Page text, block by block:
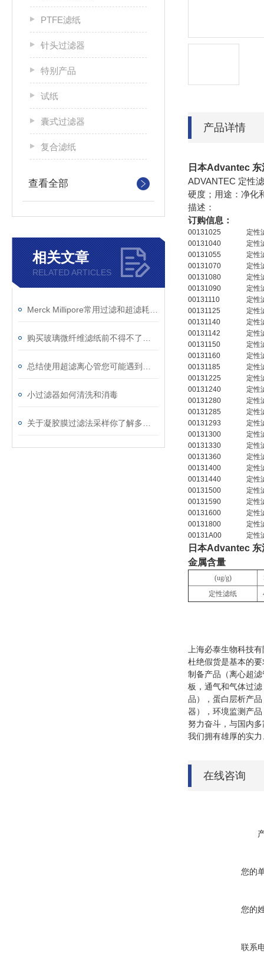
PTFE滤纸
针头过滤器
特别产品
试纸
囊式过滤器
复合滤纸
查看全部
相关文章
RELATED ARTICLES
小过滤器如何清洗和消毒
产品详情
日本Advantec
ADVANTEC 定性
硬度；用途：净化
描述：
订购信息：
00131025
定性
00131040
定性
00131055
定性
00131070
定性
00131080
定性
00131090
定性
00131110
定性
00131125
定性
00131140
定性
00131142
定性
00131150
定性
00131160
定性
00131185
定性
00131225
定性
00131240
定性
00131280
定性
00131285
定性
00131293
定性
00131300
定性
00131330
定性
00131360
定性
00131400
定性
00131440
定性
00131500
定性
00131590
定性
00131600
定性
00131800
定性
00131A00
定性
日本Advantec
金属含量
(ug/g)
定性滤纸
上海必泰生物科技
杜绝假货是基本的
制备产品（离心超
板，通气和气体过
品），蛋白层析产
器），环境监测产
努力奋斗，与国内
我们拥有雄厚的实
在线咨询
您的
您的
联系